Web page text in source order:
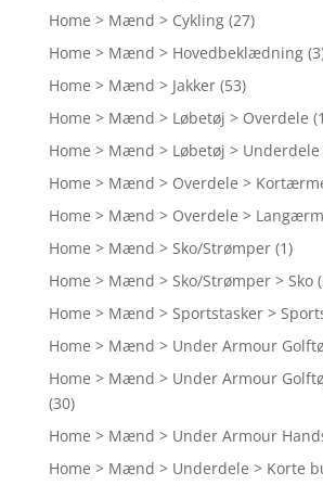
Home > Mænd > Cykling (27)
Home > Mænd > Hovedbeklædning
Home > Mænd > Jakker (53)
Home > Mænd > Løbetøj > Overdele
Home > Mænd > Løbetøj > Underdele
Home > Mænd > Overdele >
Home > Mænd > Overdele >
Home > Mænd > Sko/Strømper (1)
Home > Mænd > Sko/Strømper > Sko
Home > Mænd > Sportstasker >
Home > Mænd > Under Armour
Home > Mænd > Under Armour
(30)
Home > Mænd > Under Armour
Home > Mænd > Underdele > Korte